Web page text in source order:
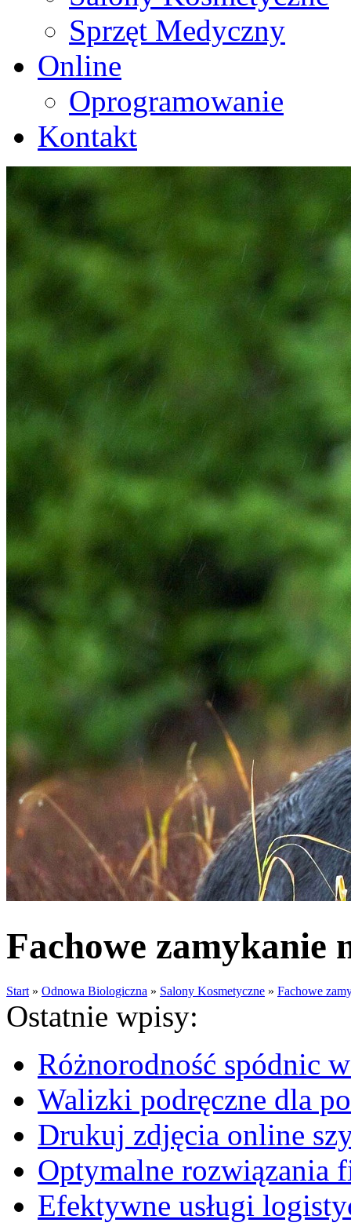
Sprzęt Medyczny
Online
Oprogramowanie
Kontakt
Fachowe zamykanie
Start » Odnowa Biologiczna » Salony Kosmetyczne » Fachowe
Ostatnie wpisy:
Różnorodność spódnic
Walizki podręczne dla
Drukuj zdjęcia online
Optymalne rozwiązania
Efektywne usługi